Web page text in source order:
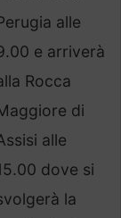
alle
e arriverà
Rocca
di
alle
dove si
la